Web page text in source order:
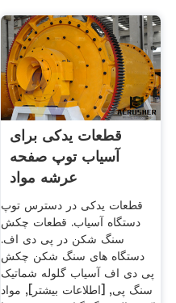
قطعات یدکی برای
آسیاب توپ صفحه
عرشه مواد
قطعات یدکی در دسترس توپ
دستگاه آسیاب. قطعات چکش
سنگ شکن در پی دی اف.
دستگاه های سنگ شکن چکش
پی دی اف آسیاب گلوله شماتیک
سنگ پی, [اطلاعات بیشتر], مواد